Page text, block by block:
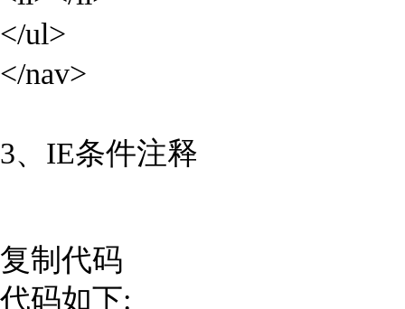
</ul>
</nav>
3、IE条件注释
复制代码
代码如下: